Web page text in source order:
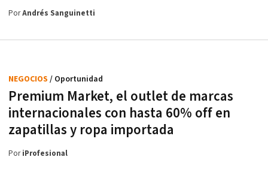
PorAndrés Sanguinetti
Premium Market, el outlet de marcas
internacionales con hasta 60% off en
zapatillas y ropa importada
NEGOCIOS / Oportunidad
PoriProfesional